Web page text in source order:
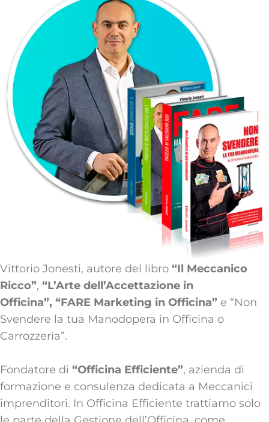
Vittorio Jonesti, autore del libro “Il Meccanico
Ricco”, “L’Arte dell’Accettazione in
Officina”, “FARE Marketing in Officina” e “Non
Svendere la tua Manodopera in Officina o
Carrozzeria”.
Fondatore di “Officina Efficiente”, azienda di
formazione e consulenza dedicata a Meccanici
imprenditori. In Officina Efficiente trattiamo solo